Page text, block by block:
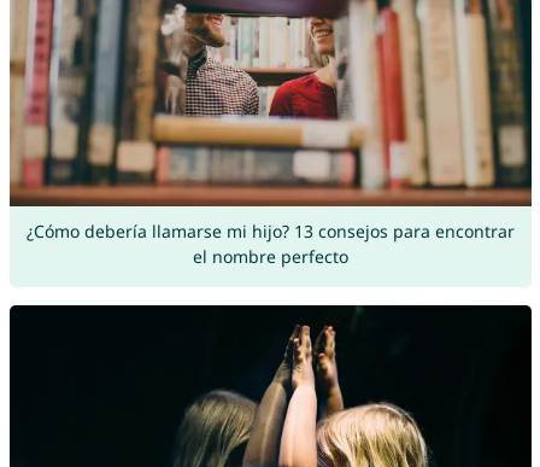
¿Cómo debería llamarse mi hijo? 13 consejos para encontrar
el nombre perfecto